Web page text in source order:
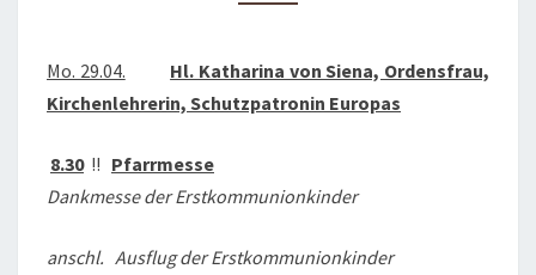
Mo. 29.04.
Hl. Katharina von Siena, Ordensfrau,
Kirchenlehrerin, Schutzpatronin Europas
8.30!! Pfarrmesse
Dankmesse der Erstkommunionkinder
anschl. Ausflug der Erstkommunionkinder